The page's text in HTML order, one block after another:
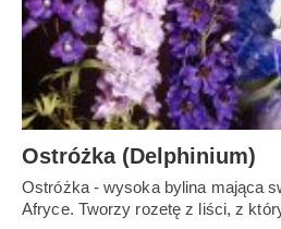
Ostróżka (Delphinium)
Ostróżka - wysoka bylina mająca
Afryce. Tworzy rozetę z liści, z